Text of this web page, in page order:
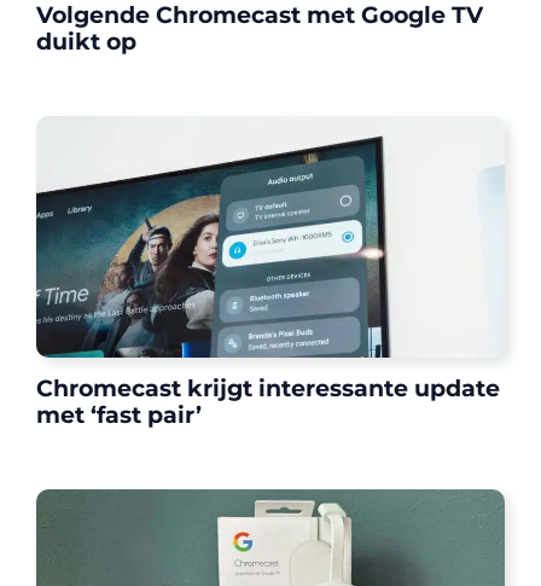
Volgende Chromecast met Google TV
duikt op
Chromecast krijgt interessante update
met ‘fast pair’